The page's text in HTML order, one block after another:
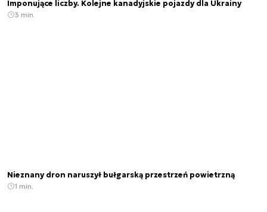
Imponujące liczby. Kolejne kanadyjskie pojazdy dla Ukrainy
3 min.
Nieznany dron naruszył bułgarską przestrzeń powietrzną
1 min.